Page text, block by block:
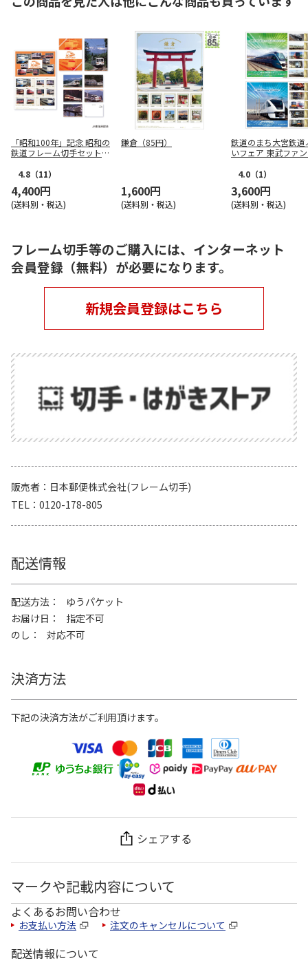
「昭和100年」記念 昭和の
鉄道フレーム切手セット V
4.8 （11）
4,400円
(送料別・税込)
鎌倉（85円）
1,600円
(送料別・税込)
鉄道のまち大宮鉄道
いフェア 東武ファ
4.0 （1）
3,600円
(送料別・税込)
フレーム切手等のご購入には、インターネット
会員登録（無料）が必要になります。
新規会員登録はこちら
販売者
日本郵便株式会社(フレーム切手)
TEL
0120-178-805
配送情報
配送方法
ゆうパケット
お届け日
指定不可
のし
対応不可
決済方法
下記の決済方法がご利用頂けます。
シェアする
マークや記載内容について
よくあるお問い合わせ
お支払い方法 注文のキャンセルについて
配送情報について